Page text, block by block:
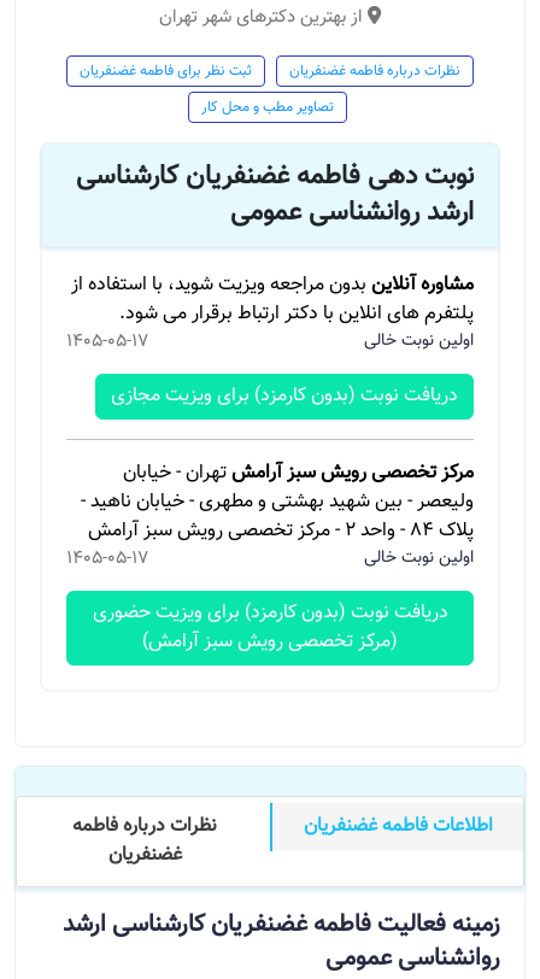
از بهترین دکترهای شهر تهران
نظرات درباره فاطمه غضنفریان
ثبت نظر برای فاطمه غضنفریان
تصاویر مطب و محل کار
نوبت دهی فاطمه غضنفریان کارشناسی
ارشد روانشناسی عمومی
مشاوره آنلاین بدون مراجعه ویزیت شوید، با استفاده از
پلتفرم های انلاین با دکتر ارتباط برقرار می شود.
اولین نوبت خالی 1405-05-17
دریافت نوبت (بدون کارمزد) برای ویزیت مجازی
مرکز تخصصی رویش سبز آرامشتهران - خیابان
ولیعصر - بین شهید بهشتی و مطهری - خیابان ناهید -
پلاک 84 - واحد 2 - مرکز تخصصی رویش سبز آرامش
اولین نوبت خالی 1405-05-17
دریافت نوبت (بدون کارمزد) برای ویزیت حضوری
(مرکز تخصصی رویش سبز آرامش)
اطلاعات فاطمه غضنفریان
نظرات درباره فاطمه
غضنفریان
زمینه فعالیت فاطمه غضنفریان کارشناسی ارشد
روانشناسی عمومی